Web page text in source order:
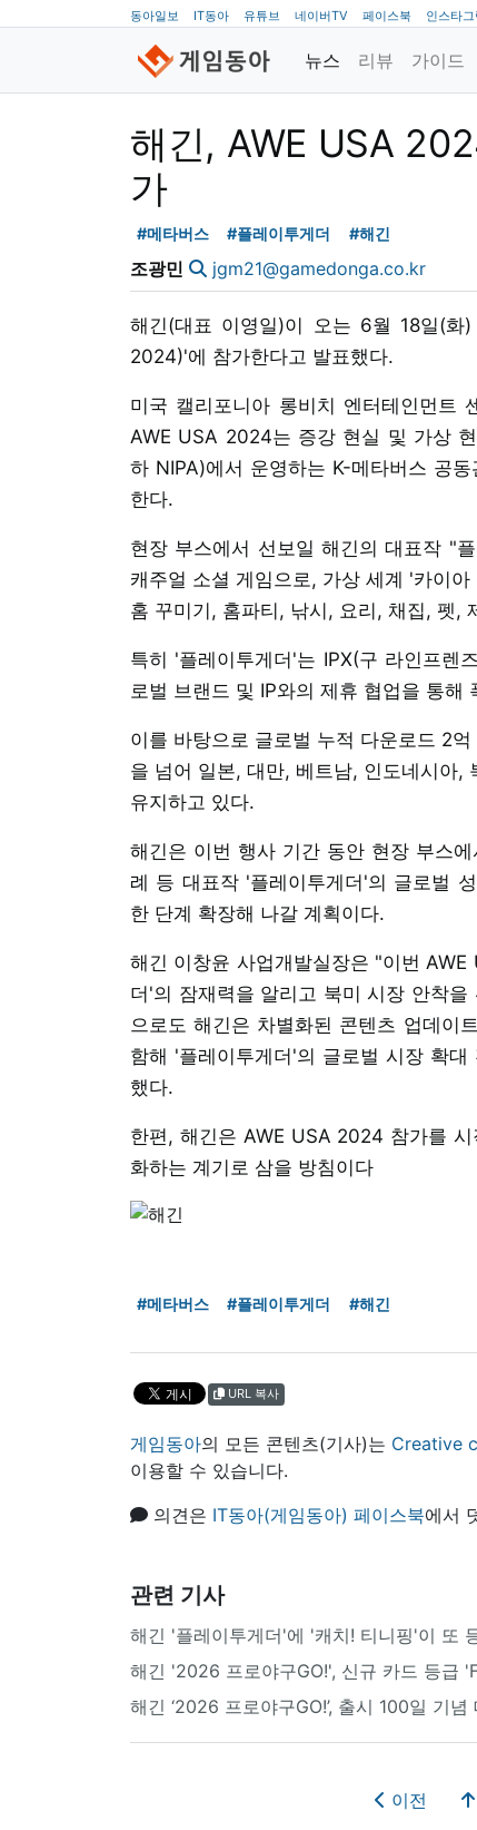
동아일보 IT동아 유튜브 네이버TV 페이스북 인스타그
뉴스 리뷰 가이드
해긴, AWE USA
가
#메타버스 #플레이투게더 #해긴
조광민 jgm21@gamedonga.co.kr
해긴(대표 이영일)이 오는 6월 18일(
2024)'에 참가한다고 발표했다.
미국 캘리포니아 롱비치 엔터테인먼트
AWE USA 2024는 증강 현실 및 가상
하 NIPA)에서 운영하는 K-메타버스 공
한다.
현장 부스에서 선보일 해긴의 대표작 "
캐주얼 소셜 게임으로, 가상 세계 '카이
홈 꾸미기, 홈파티, 낚시, 요리, 채집, 펫,
특히 '플레이투게더'는 IPX(구 라인프렌
로벌 브랜드 및 IP와의 제휴 협업을 통
이를 바탕으로 글로벌 누적 다운로드 2
을 넘어 일본, 대만, 베트남, 인도네시아,
유지하고 있다.
해긴은 이번 행사 기간 동안 현장 부스
례 등 대표작 '플레이투게더'의 글로벌
한 단계 확장해 나갈 계획이다.
해긴 이창윤 사업개발실장은 "이번
더'의 잠재력을 알리고 북미 시장 안착
으로도 해긴은 차별화된 콘텐츠 업데이
함해 '플레이투게더'의 글로벌 시장 확
했다.
한편, 해긴은 AWE USA 2024 참가를
화하는 계기로 삼을 방침이다
#메타버스 #플레이투게더 #해긴
URL 복사
게임동아의 모든 콘텐츠(기사)는 Creative
이용할 수 있습니다.
의견은 IT동아(게임동아) 페이스북에서
관련 기사
해긴 '플레이투게더'에 '캐치! 티니핑'이 또
해긴 '2026 프로야구GO!', 신규 카드 등급
해긴 ‘2026 프로야구GO!’, 출시 100일 기념
이전